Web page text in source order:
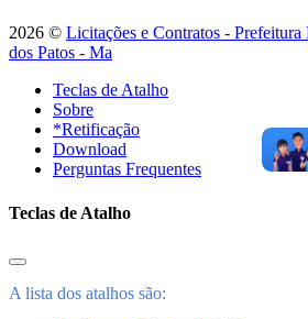
2026 © Licitações e Contratos -
dos Patos - Ma
Teclas de Atalho
Sobre
*Retificação
Download
Perguntas Frequentes
Teclas de Atalho
A lista dos atalhos são: